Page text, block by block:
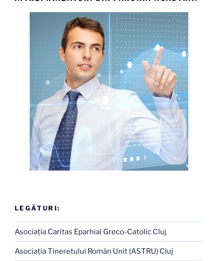
LEGĂTURI:
Asociaţia Caritas Eparhial Greco-Catolic Cluj
Asociaţia Tineretului Român Unit (ASTRU) Cluj